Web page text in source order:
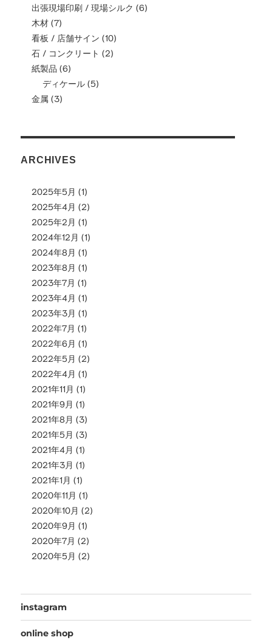
出張現場印刷 / 現場シルク (6)
木材 (7)
看板 / 店舗サイン (10)
石 / コンクリート (2)
紙製品 (6)
ディケール (5)
金属 (3)
ARCHIVES
2025年5月 (1)
2025年4月 (2)
2025年2月 (1)
2024年12月 (1)
2024年8月 (1)
2023年8月 (1)
2023年7月 (1)
2023年4月 (1)
2023年3月 (1)
2022年7月 (1)
2022年6月 (1)
2022年5月 (2)
2022年4月 (1)
2021年11月 (1)
2021年9月 (1)
2021年8月 (3)
2021年5月 (3)
2021年4月 (1)
2021年3月 (1)
2021年1月 (1)
2020年11月 (1)
2020年10月 (2)
2020年9月 (1)
2020年7月 (2)
2020年5月 (2)
instagram
online shop